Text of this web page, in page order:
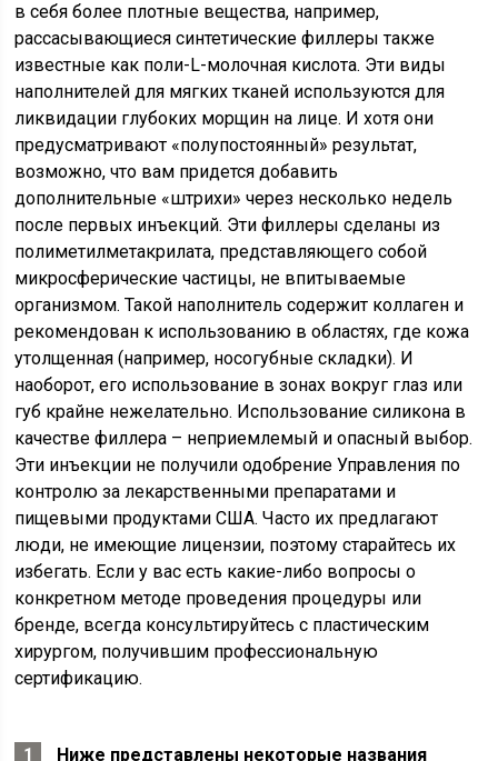
в себя более плотные вещества, например,
рассасывающиеся синтетические филлеры также
известные как поли-L-молочная кислота. Эти виды
наполнителей для мягких тканей используются для
ликвидации глубоких морщин на лице. И хотя они
предусматривают «полупостоянный» результат,
возможно, что вам придется добавить
дополнительные «штрихи» через несколько недель
после первых инъекций. Эти филлеры сделаны из
полиметилметакрилата, представляющего собой
микросферические частицы, не впитываемые
организмом. Такой наполнитель содержит коллаген и
рекомендован к использованию в областях, где кожа
утолщенная (например, носогубные складки). И
наоборот, его использование в зонах вокруг глаз или
губ крайне нежелательно. Использование силикона в
качестве филлера – неприемлемый и опасный выбор.
Эти инъекции не получили одобрение Управления по
контролю за лекарственными препаратами и
пищевыми продуктами США. Часто их предлагают
люди, не имеющие лицензии, поэтому старайтесь их
избегать. Если у вас есть какие-либо вопросы о
конкретном методе проведения процедуры или
бренде, всегда консультируйтесь с пластическим
хирургом, получившим профессиональную
сертификацию.
Ниже представлены некоторые названия